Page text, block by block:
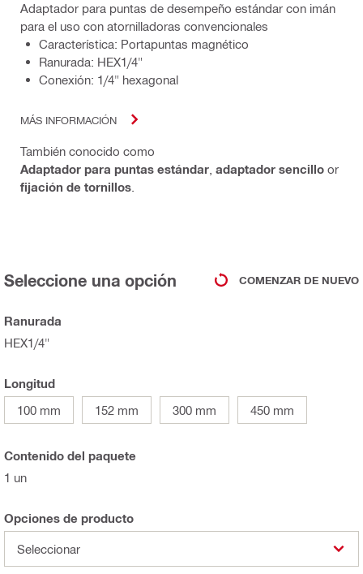
Adaptador para puntas de desempeño estándar con imán
para el uso con atornilladoras convencionales
Característica: Portapuntas magnético
Ranurada: HEX1/4"
Conexión: 1/4" hexagonal
MÁS INFORMACIÓN
También conocido como
Adaptador para puntas estándar adaptador sencillo or
fijación de tornillos
Seleccione una opción COMENZAR DE NUEVO
Ranurada
HEX1/4"
Longitud
100 mm
152 mm 300 mm 450 mm
Contenido del paquete
1 un
Opciones de producto
Seleccionar